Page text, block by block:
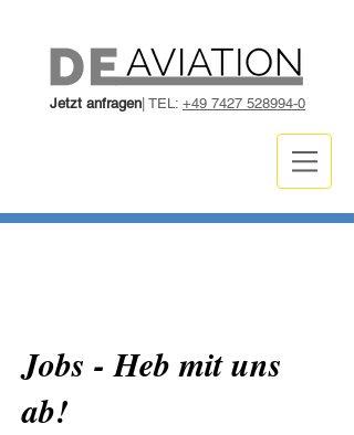
Jetzt anfragen | TEL: +49 7427 528994-0
Jobs - Heb mit uns
ab!